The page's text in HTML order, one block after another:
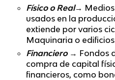
Físico o Real→ Medios
usados en la
extiende por varios
Maquinaria o edificios
Financiero → Fondos
compra de capital
financieros, como